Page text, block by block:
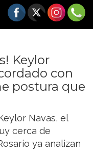
Keylor
con
postura que
Navas, el
cerca de
ya analizan